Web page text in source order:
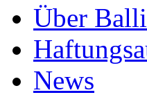
Über
News